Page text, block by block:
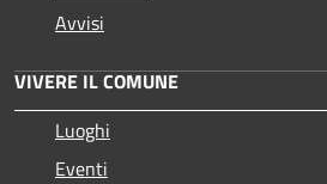
Avvisi
VIVERE IL COMUNE
Luoghi
Eventi